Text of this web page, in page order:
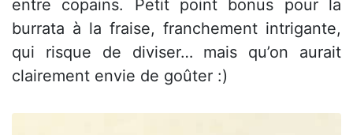
entre copains. Petit point bonus pour la
burrata à la fraise, franchement intrigante,
qui risque de diviser… mais qu’on aurait
clairement envie de goûter :)